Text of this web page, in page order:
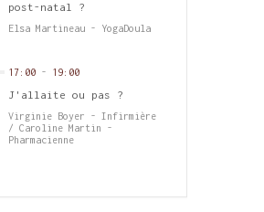
post-natal ?
Elsa Martineau - YogaDoula
17:00 - 19:00
J'allaite ou pas ?
Virginie Boyer - Infirmière
/ Caroline Martin -
Pharmacienne